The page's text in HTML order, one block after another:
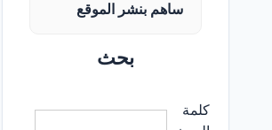
ساهم بنشر الموقع
بحث
كلمة